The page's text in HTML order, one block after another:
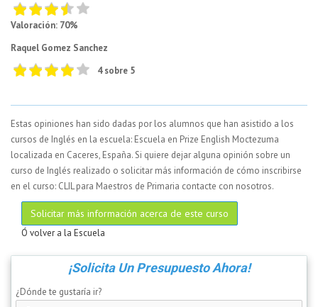
Valoración: 70%
Raquel Gomez Sanchez
4 sobre 5
Estas opiniones han sido dadas por los alumnos que han asistido a los
cursos de Inglés en la escuela: Escuela en Prize English Moctezuma
localizada en Caceres, España. Si quiere dejar alguna opinión sobre un
curso de Inglés realizado o solicitar más información de cómo inscribirse
en el curso: CLIL para Maestros de Primaria contacte con nosotros.
Solicitar más información acerca de este curso
Ó volver a la Escuela
¡Solicita Un Presupuesto Ahora!
¿Dónde te gustaría ir?